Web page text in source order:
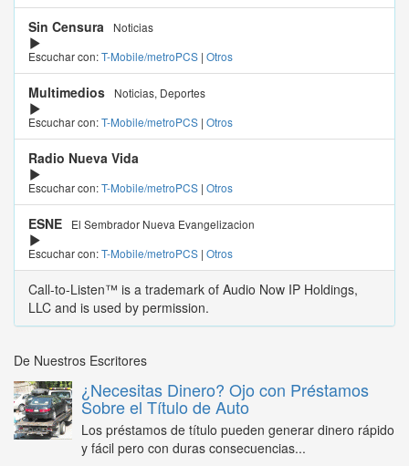
Sin Censura
Noticias
Escuchar con:T-Mobile/metroPCS | Otros
Multimedios
Noticias, Deportes
Escuchar con:T-Mobile/metroPCS | Otros
Radio Nueva Vida
Escuchar con:T-Mobile/metroPCS | Otros
ESNE
El Sembrador Nueva Evangelizacion
Escuchar con:T-Mobile/metroPCS | Otros
Call-to-Listen™ is a trademark of Audio Now IP Holdings,
LLC and is used by permission.
De Nuestros Escritores
¿Necesitas Dinero? Ojo con Préstamos
Sobre el Título de Auto
Los préstamos de título pueden generar dinero rápido
y fácil pero con duras consecuencias...